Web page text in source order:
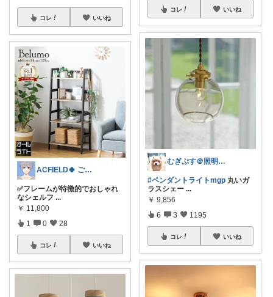
コレ いいね
ACFIELD🍀 ご購入感謝です
✅フレームが特徴的でおしゃれ
なシェルフ ...
￥ 11,800
1 0 28
コレ いいね
コレ いいね
むぎぷす＠照明とインテリアと北欧食器
#ペンダントライトmgp 丸いガ
ラスシェー ...
￥ 9,856
6 3 1195
コレ いいね